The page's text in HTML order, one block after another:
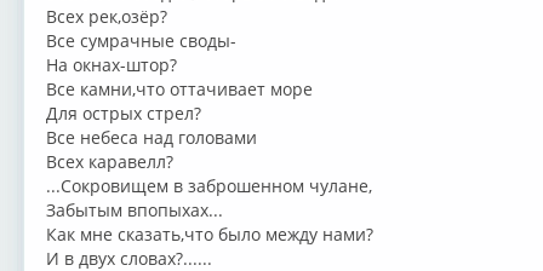
Всех рек,озёр?
Все сумрачные своды-
На окнах-штор?
Все камни,что оттачивает море
Для острых стрел?
Все небеса над головами
Всех каравелл?
...Сокровищем в заброшенном чулане,
Забытым впопыхах...
Как мне сказать,что было между нами?
И в двух словах?......